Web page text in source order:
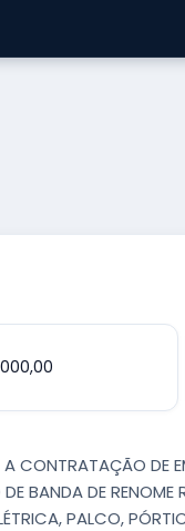
DE
BANDA DE RENOME
PALCO,